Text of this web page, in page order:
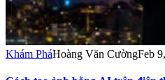
Khám PháHoàng Văn CườngFeb